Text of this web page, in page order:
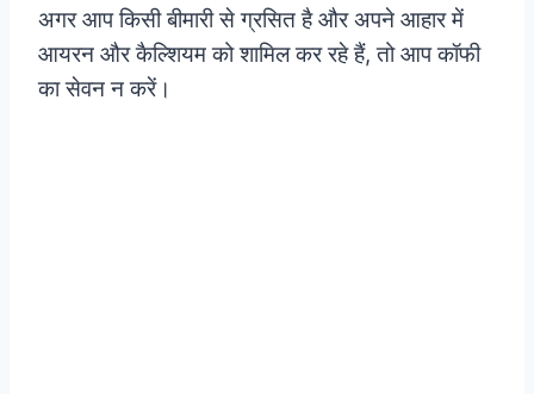
अगर आप किसी बीमारी से ग्रसित है और अपने आहार में
आयरन और कैल्शियम को शामिल कर रहे हैं, तो आप कॉफी
का सेवन न करें।